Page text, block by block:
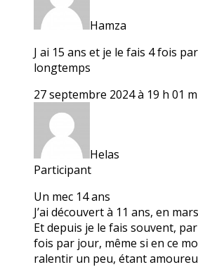
Hamza
J ai 15 ans et je le fais 4 fois
longtemps
27 septembre 2024 à 19 h 01
Helas
Participant
Un mec 14 ans
J’ai découvert à 11 ans, en
Et depuis je le fais souvent,
fois par jour, même si en ce
ralentir un peu, étant